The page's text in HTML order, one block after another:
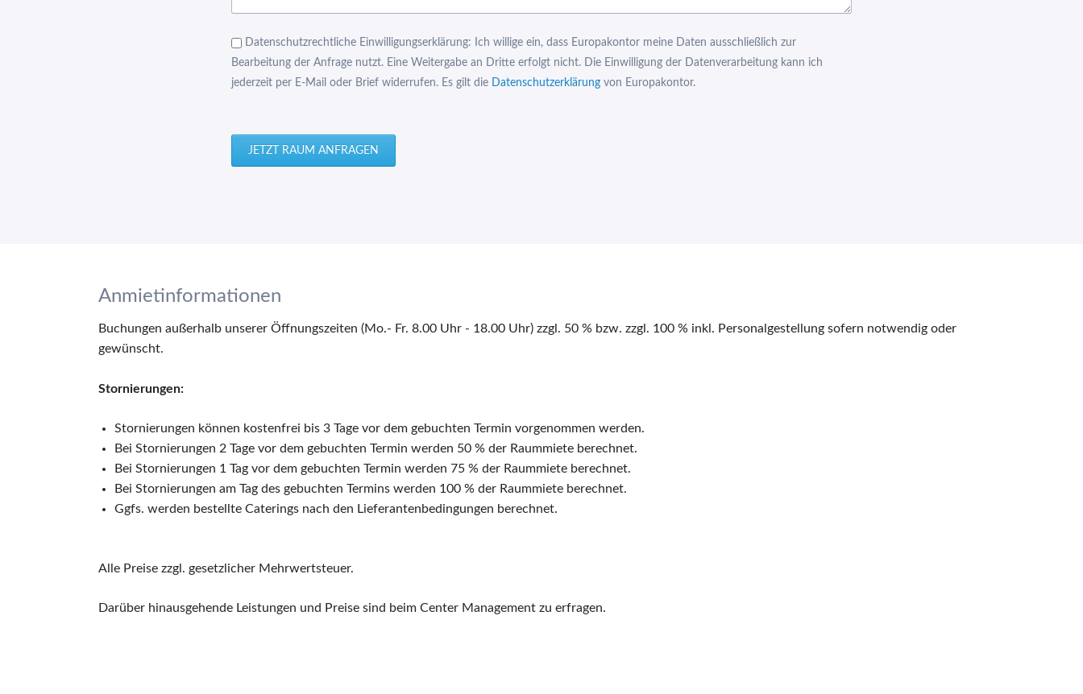
Datenschutzrechtliche Einwilligungserklärung: Ich willige ein, dass Europakontor meine Daten ausschließlich zur
Bearbeitung der Anfrage nutzt. Eine Weitergabe an Dritte erfolgt nicht. Die Einwilligung der Datenverarbeitung kann ich
jederzeit per E-Mail oder Brief widerrufen. Es gilt die Datenschutzerklärung von Europakontor.
JETZT RAUM ANFRAGEN
Anmietinformationen
Buchungen außerhalb unserer Öffnungszeiten (Mo.- Fr. 8.00 Uhr - 18.00 Uhr) zzgl. 50 % bzw. zzgl. 100 % inkl. Personalgestellung sofern notwendig oder
gewünscht.
Stornierungen:
Stornierungen können kostenfrei bis 3 Tage vor dem gebuchten Termin vorgenommen werden.
Bei Stornierungen 2 Tage vor dem gebuchten Termin werden 50 % der Raummiete berechnet.
Bei Stornierungen 1 Tag vor dem gebuchten Termin werden 75 % der Raummiete berechnet.
Bei Stornierungen am Tag des gebuchten Termins werden 100 % der Raummiete berechnet.
Ggfs. werden bestellte Caterings nach den Lieferantenbedingungen berechnet.
Alle Preise zzgl. gesetzlicher Mehrwertsteuer.
Darüber hinausgehende Leistungen und Preise sind beim Center Management zu erfragen.